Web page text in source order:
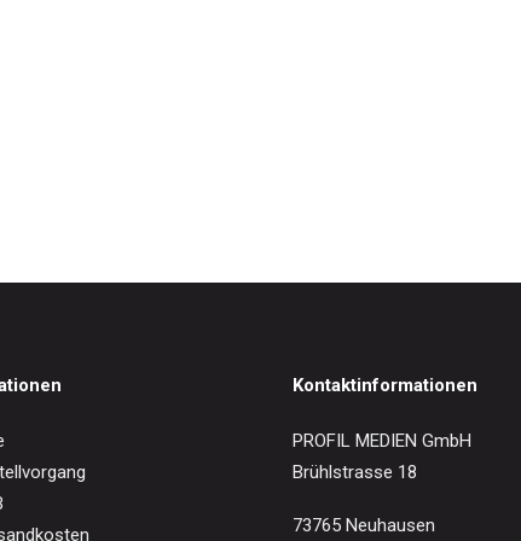
Kontaktinformationen
PROFIL MEDIEN GmbH
Brühlstrasse 18
73765 Neuhausen